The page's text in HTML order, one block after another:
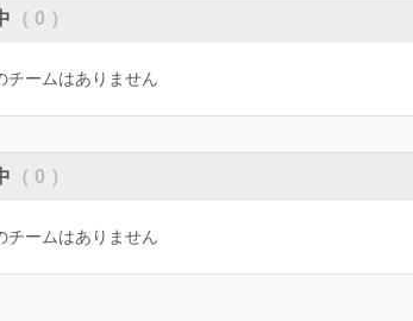
（ 0 ）
チームはありません
（ 0 ）
チームはありません